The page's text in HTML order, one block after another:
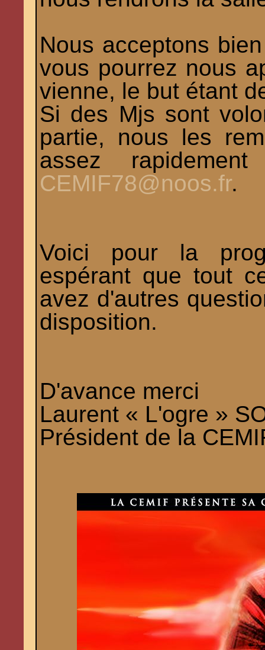
Nous acceptons
vous pourrez nous
vienne, le but étant
Si des Mjs sont
partie, nous les
assez
CEMIF78@noos.fr.
Voici pour la
espérant que tout
avez d'autres
disposition.
D'avance merci
Laurent « L'ogre »
Président de la